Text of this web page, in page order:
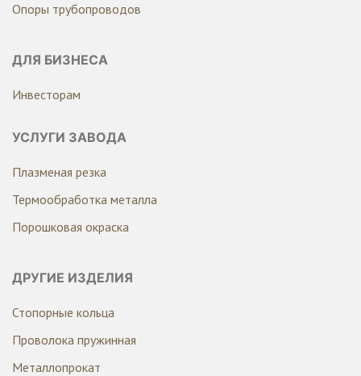
Опоры трубопроводов
ДЛЯ БИЗНЕСА
Инвесторам
УСЛУГИ ЗАВОДА
Плазменая резка
Термообработка металла
Порошковая окраска
ДРУГИЕ ИЗДЕЛИЯ
Стопорные кольца
Проволока пружинная
Металлопрокат